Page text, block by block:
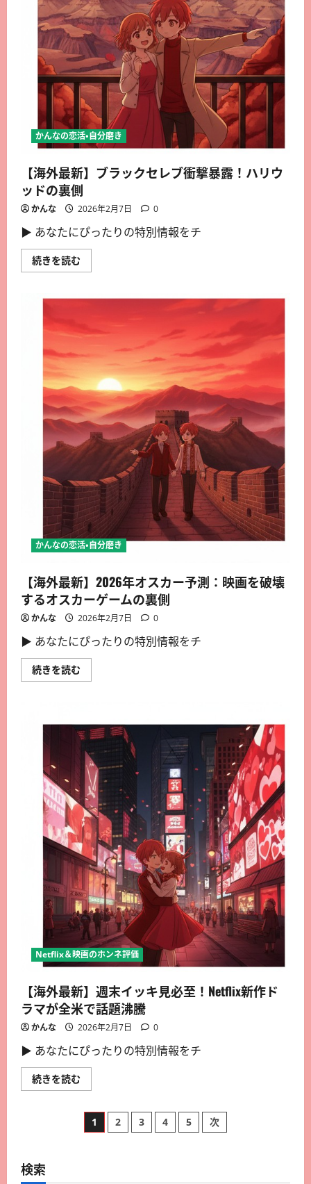
かんなの恋活・自分磨き
【海外最新】ブラックセレブ衝撃暴露！ハリウ
ッドの裏側
かんな 2026年2月7日 0
▶︎ あなたにぴったりの特別情報をチ
続きを読む
かんなの恋活・自分磨き
【海外最新】2026年オスカー予測：映画を破壊
するオスカーゲームの裏側
かんな 2026年2月7日 0
▶︎ あなたにぴったりの特別情報をチ
続きを読む
Netflix＆映画のホンネ評価
【海外最新】週末イッキ見必至！Netflix新作ド
ラマが全米で話題沸騰
かんな 2026年2月7日 0
▶︎ あなたにぴったりの特別情報をチ
続きを読む
1 2 3 4 5 次
検索